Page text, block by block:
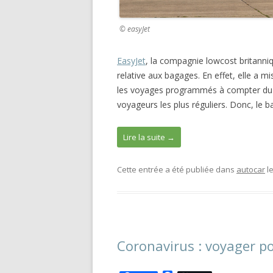
© easyJet
EasyJet, la compagnie lowcost
relative aux bagages. En effet, elle a
les voyages programmés à compter
voyageurs les plus réguliers. Donc, le
Lire la suite →
Cette entrée a été publiée dans autocar le
Coronavirus : voyager